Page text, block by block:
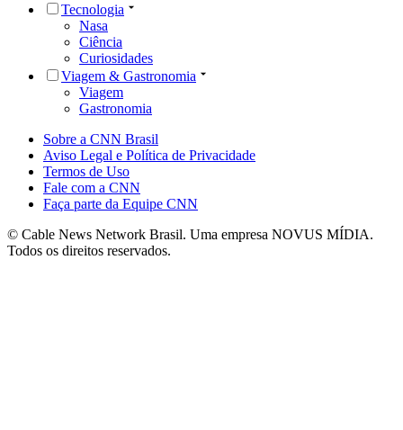
Tecnologia
Nasa
Ciência
Curiosidades
Viagem & Gastronomia
Viagem
Gastronomia
Sobre a CNN Brasil
Aviso Legal e Política de Privacidade
Termos de Uso
Fale com a CNN
Faça parte da Equipe CNN
© Cable News Network Brasil. Uma empresa NOVUS MÍDIA.
Todos os direitos reservados.